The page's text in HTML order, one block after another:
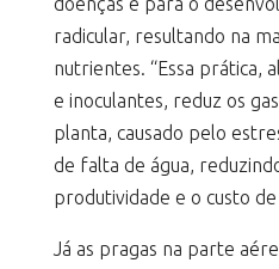
radicular, resultando na
nutrientes. “Essa prática,
e inoculantes, reduz os
planta, causado pelo
de falta de água,
produtividade e o custo
Já as pragas na parte